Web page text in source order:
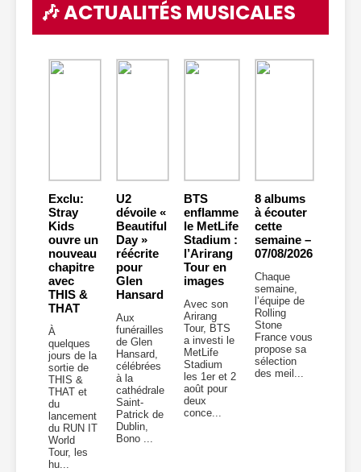
🎶 ACTUALITÉS MUSICALES
Exclu:
Stray
Kids
ouvre un
nouveau
chapitre
avec
THIS &
THAT
À
quelques
jours de la
sortie de
THIS &
THAT et
du
lancement
du RUN IT
World
Tour, les
hu...
U2
dévoile «
Beautiful
Day »
réécrite
pour
Glen
Hansard
Aux
funérailles
de Glen
Hansard,
célébrées
à la
cathédrale
Saint-
Patrick de
Dublin,
Bono ...
BTS
enflamme
le MetLife
Stadium :
l’Arirang
Tour en
images
Avec son
Arirang
Tour, BTS
a investi le
MetLife
Stadium
les 1er et 2
août pour
deux
conce...
8 albums
à écouter
cette
semaine –
07/08/2026
Chaque
semaine,
l’équipe de
Rolling
Stone
France vous
propose sa
sélection
des meil...